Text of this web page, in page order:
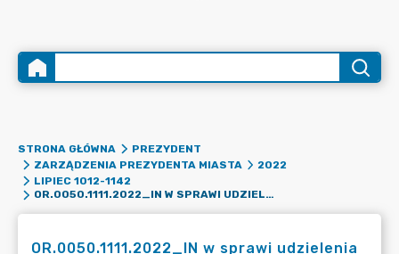
STRONA GŁÓWNA
PREZYDENT
ZARZĄDZENIA PREZYDENTA MIASTA
2022
LIPIEC 1012-1142
OR.0050.1111.2022_IN W SPRAWI UDZIELENIA ZAMÓWIENIA I ZAWARCIA UMOWY NA DOSTAWĘ I MONTAŻ URZĄDZEŃ SIŁOWNI ZEWNĘTRZNEJ ZLOKALIZOWANEJ W DZIELNICY BARANOWICE W ŻORACH PRZY UL. PARKOWEJ
OR.0050.1111.2022_IN w sprawi udzielenia